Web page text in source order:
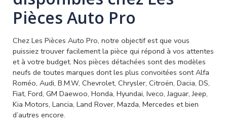
Pièces Auto Pro
Chez Les Pièces Auto Pro, notre objectif est que vous
puissiez trouver facilement la pièce qui répond à vos attentes
et à votre budget. Nos pièces détachées sont des modèles
neufs de toutes marques dont les plus convoitées sont Alfa
Roméo, Audi, B.M.W, Chevrolet, Chrysler, Citroën, Dacia, DS,
Fiat, Ford, GM Daewoo, Honda, Hyundai, Iveco, Jaguar, Jeep,
Kia Motors, Lancia, Land Rover, Mazda, Mercedes et bien
d’autres encore.